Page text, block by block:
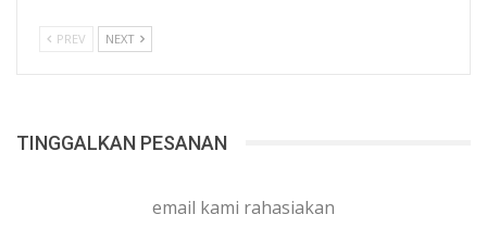
PREV NEXT
TINGGALKAN PESANAN
email kami rahasiakan